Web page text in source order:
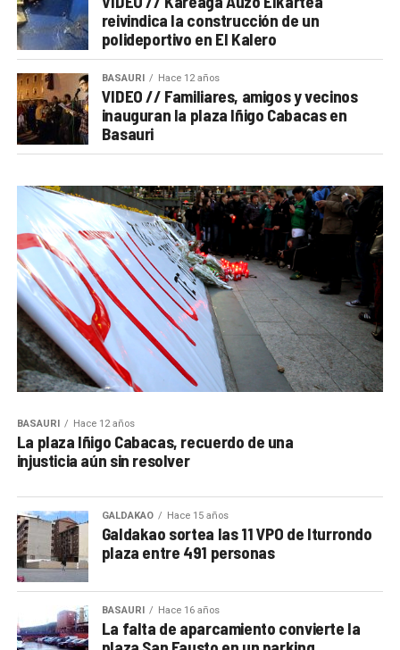
reivindica la construcción de un
polideportivo en El Kalero
BASAURI Hace 12 años
VIDEO // Familiares, amigos y vecinos
inauguran la plaza Iñigo Cabacas en
Basauri
BASAURI Hace 12 años
La plaza Iñigo Cabacas, recuerdo de una
injusticia aún sin resolver
GALDAKAO Hace 15 años
Galdakao sortea las 11 VPO de Iturrondo
plaza entre 491 personas
BASAURI Hace 16 años
La falta de aparcamiento convierte la